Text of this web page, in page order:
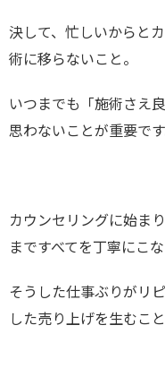
決して、忙しいからと
術に移らないこと。
いつまでも「施術さえ
思わないことが重要です
カウンセリングに始ま
まですべてを丁寧にこな
そうした仕事ぶりがリ
した売り上げを生むこ